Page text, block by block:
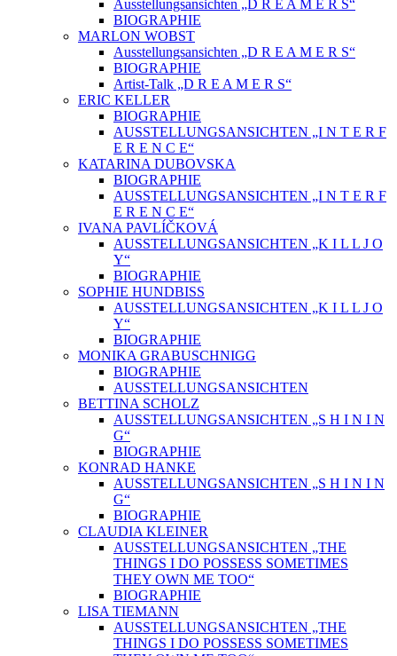
Ausstellungsansichten „D R E A M E R S“
BIOGRAPHIE
MARLON WOBST
Ausstellungsansichten „D R E A M E R S“
BIOGRAPHIE
Artist-Talk „D R E A M E R S“
ERIC KELLER
BIOGRAPHIE
AUSSTELLUNGSANSICHTEN „I N T E R F
E R E N C E“
KATARINA DUBOVSKA
BIOGRAPHIE
AUSSTELLUNGSANSICHTEN „I N T E R F
E R E N C E“
IVANA PAVLÍČKOVÁ
AUSSTELLUNGSANSICHTEN „K I L L J O
Y“
BIOGRAPHIE
SOPHIE HUNDBISS
AUSSTELLUNGSANSICHTEN „K I L L J O
Y“
BIOGRAPHIE
MONIKA GRABUSCHNIGG
BIOGRAPHIE
AUSSTELLUNGSANSICHTEN
BETTINA SCHOLZ
AUSSTELLUNGSANSICHTEN „S H I N I N
G“
BIOGRAPHIE
KONRAD HANKE
AUSSTELLUNGSANSICHTEN „S H I N I N
G“
BIOGRAPHIE
CLAUDIA KLEINER
AUSSTELLUNGSANSICHTEN „THE
THINGS I DO POSSESS SOMETIMES
THEY OWN ME TOO“
BIOGRAPHIE
LISA TIEMANN
AUSSTELLUNGSANSICHTEN „THE
THINGS I DO POSSESS SOMETIMES